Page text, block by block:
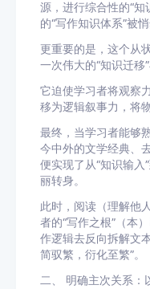
源，进行综合性的“知
的“写作知识体系”被
更重要的是，这个从
一次伟大的“知识迁移”
它迫使学习者将观察
移为逻辑叙事力，将
最终，当学习者能够
今中外的文学经典、
便实现了从“知识输入
丽转身。
此时，阅读（理解他
者的“写作之根”（本
作逻辑去反向拆解文
简驭繁，衍化至繁”。
二、 明确主次关系：